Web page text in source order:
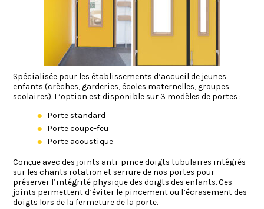
Spécialisée pour les établissements d’accueil de jeunes
enfants (crèches, garderies, écoles maternelles, groupes
scolaires). L’option est disponible sur 3 modèles de portes :
Porte standard
Porte coupe-feu
Porte acoustique
Conçue avec des joints anti-pince doigts tubulaires intégrés
sur les chants rotation et serrure de nos portes pour
préserver l’intégrité physique des doigts des enfants. Ces
joints permettent d’éviter le pincement ou l’écrasement des
doigts lors de la fermeture de la porte.